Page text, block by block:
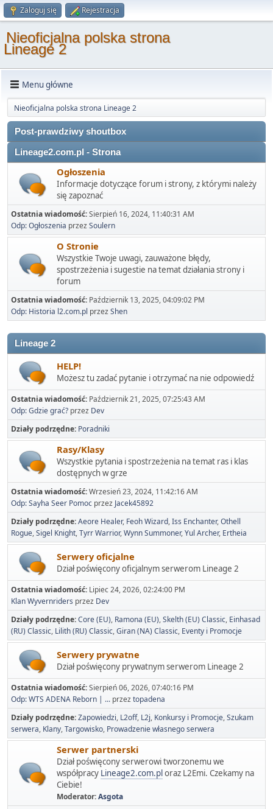
Zaloguj się Rejestracja
Nieoficjalna polska strona
Lineage 2
Menu główne
Nieoficjalna polska strona Lineage 2
Post-prawdziwy shoutbox
Lineage2.com.pl - Strona
Ogłoszenia
Informacje dotyczące forum i strony, z którymi należy
się zapoznać
Ostatnia wiadomość:Sierpień 16, 2024, 11:40:31 AM
Odp: Ogłoszenia przezSoulern
O Stronie
Wszystkie Twoje uwagi, zauważone błędy,
spostrzeżenia i sugestie na temat działania strony i
forum
Ostatnia wiadomość: Październik 13, 2025, 04:09:02 PM
Odp: Historia l2.com.pl przezShen
Lineage 2
HELP!
Możesz tu zadać pytanie i otrzymać na nie odpowiedź
Ostatnia wiadomość: Październik 21, 2025, 07:25:43 AM
Odp: Gdzie grać? przez Dev
Działy podrzędne Poradniki
Rasy/Klasy
Wszystkie pytania i spostrzeżenia na temat ras i klas
dostępnych w grze
Ostatnia wiadomość:Wrzesień 23, 2024, 11:42:16 AM
Odp: Sayha Seer Pomoc przez Jacek45892
Działy podrzędne Aeore Healer Feoh Wizard Iss Enchanter Othell
Rogue Sigel Knight Tyrr Warrior Wynn Summoner Yul Archer Ertheia
Serwery oficjalne
Dział poświęcony oficjalnym serwerom Lineage 2
Ostatnia wiadomość: Lipiec 24, 2026, 02:24:00 PM
Klan Wyvernriders przez Dev
Działy podrzędne Core (EU) Ramona (EU) Skelth (EU) Classic Einhasad
(RU) Classic Lilith (RU) Classic Giran (NA) Classic Eventy i Promocje
Serwery prywatne
Dział poświęcony prywatnym serwerom Lineage 2
Ostatnia wiadomość:Sierpień 06, 2026, 07:40:16 PM
Odp: WTS ADENA Reborn | ... przeztopadena
Działy podrzędne Zapowiedzi L2off L2j Konkursy i Promocje Szukam
serwera Klany Targowisko Prowadzenie własnego serwera
Serwer partnerski
Dział poświęcony serwerowi tworzonemu we
współpracy Lineage2.com.ploraz L2Emi. Czekamy na
Ciebie!
Moderator:Asgota